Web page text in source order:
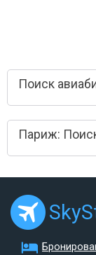
Поиск
Париж: